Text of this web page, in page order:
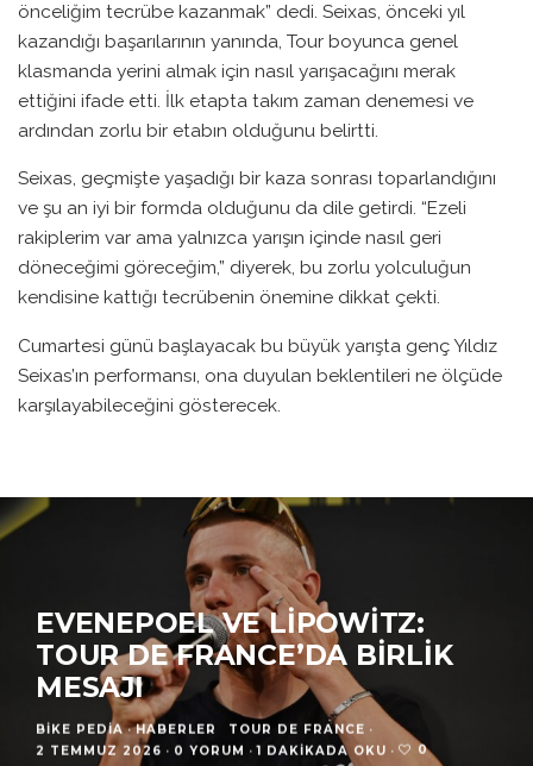
önceliğim tecrübe kazanmak” dedi. Seixas, önceki yıl
kazandığı başarılarının yanında, Tour boyunca genel
klasmanda yerini almak için nasıl yarışacağını merak
ettiğini ifade etti. İlk etapta takım zaman denemesi ve
ardından zorlu bir etabın olduğunu belirtti.
Seixas, geçmişte yaşadığı bir kaza sonrası toparlandığını
ve şu an iyi bir formda olduğunu da dile getirdi. “Ezeli
rakiplerim var ama yalnızca yarışın içinde nasıl geri
döneceğimi göreceğim,” diyerek, bu zorlu yolculuğun
kendisine kattığı tecrübenin önemine dikkat çekti.
Cumartesi günü başlayacak bu büyük yarışta genç Yıldız
Seixas’ın performansı, ona duyulan beklentileri ne ölçüde
karşılayabileceğini gösterecek.
EVENEPOEL VE LIPOWITZ:
TOUR DE FRANCE’DA BIRLIK
MESAJI
BIKE PEDIA · HABERLER TOUR DE FRANCE ·
2 TEMMUZ 2026 · 0 YORUM · 1 DAKIKADA OKU · 0